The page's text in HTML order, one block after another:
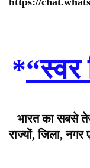
*“स्वर
भारत का सबसे
राज्यों, जिला, नगर